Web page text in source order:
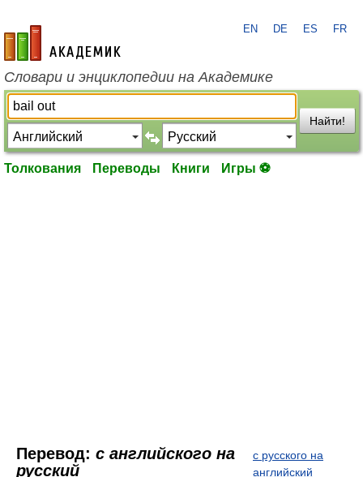
academic.ru
EN DE ES FR
Словари и энциклопедии на Академике
Найти!
Толкования Переводы Книги Игры ⚽
Перевод: с английского на
русский
с русского на
английский